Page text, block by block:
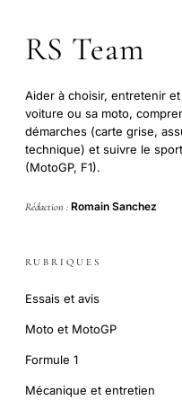
RS Team
Aider à choisir, entretenir
voiture ou sa moto,
démarches (carte grise,
technique) et suivre le
(MotoGP, F1).
Rédaction : Romain Sanchez
RUBRIQUES
Essais et avis
Moto et MotoGP
Formule 1
Mécanique et entretien